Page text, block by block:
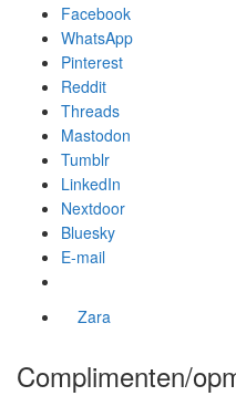
Facebook
WhatsApp
Pinterest
Reddit
Threads
Mastodon
Tumblr
LinkedIn
Nextdoor
Bluesky
E-mail
Zara
Complimenten/